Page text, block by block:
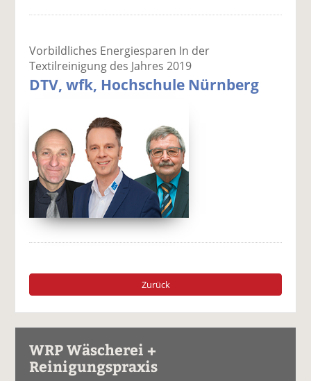
Vorbildliches Energiesparen In der
Textilreinigung des Jahres 2019
DTV, wfk, Hochschule Nürnberg
Zurück
WRP Wäscherei +
Reinigungspraxis